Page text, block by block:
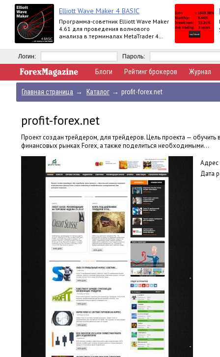
Elliott Wave Maker 4 BASIC
Программа-советник Elliott Wave Maker
4.61 для проведения волнового
анализа в терминалах MetaTrader 4
Extended
Логин: Пароль:
Блоги Рейтинг брокеров Журнал
Главная страница → Каталог → profit-forex.net
profit-forex.net
Проект создан трейдером, для трейдеров. Цель проекта —
финансовых рынках Forex, а также поделиться необходимыми...
Адрес
Дата